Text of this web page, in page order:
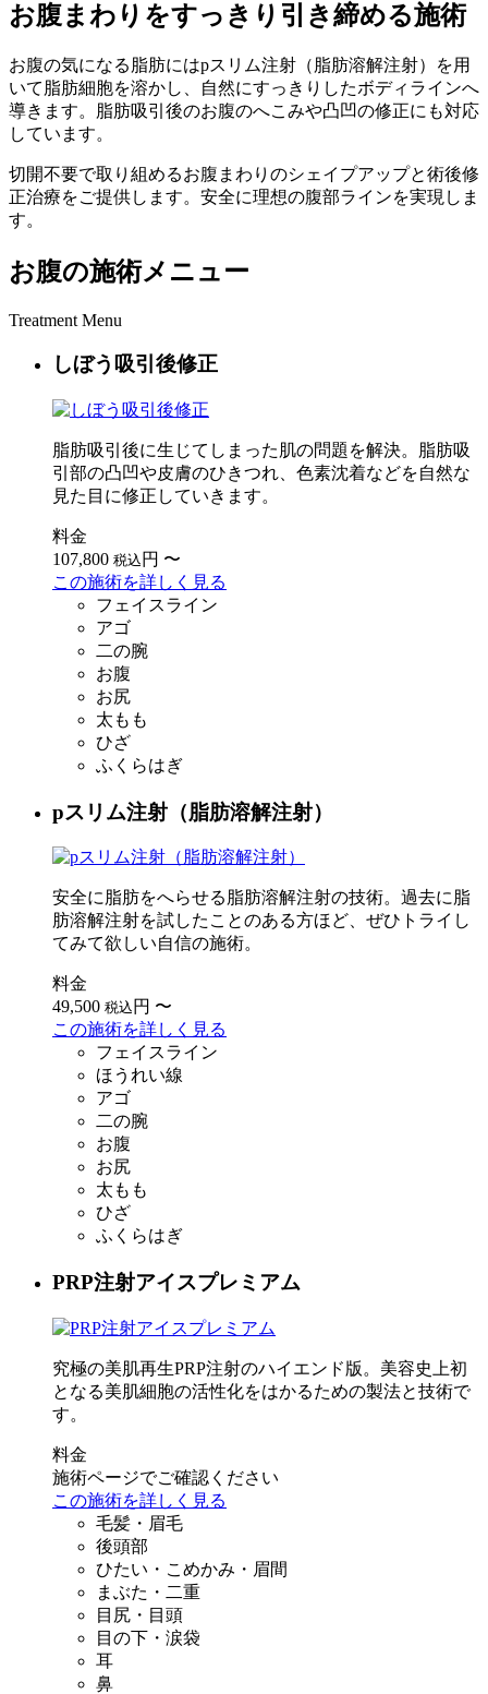
お腹まわりをすっきり引き締める施術
お腹の気になる脂肪にはpスリム注射（脂肪溶解注射）を用
いて脂肪細胞を溶かし、自然にすっきりしたボディラインへ
導きます。脂肪吸引後のお腹のへこみや凸凹の修正にも対応
しています。
切開不要で取り組めるお腹まわりのシェイプアップと術後修
正治療をご提供します。安全に理想の腹部ラインを実現しま
す。
お腹の施術メニュー
Treatment Menu
しぼう吸引後修正
脂肪吸引後に生じてしまった肌の問題を解決。脂肪吸
引部の凸凹や皮膚のひきつれ、色素沈着などを自然な
見た目に修正していきます。
料金
107,800 税込 円 〜
この施術を詳しく見る
フェイスライン
アゴ
二の腕
お腹
お尻
太もも
ひざ
ふくらはぎ
pスリム注射（脂肪溶解注射）
安全に脂肪をへらせる脂肪溶解注射の技術。過去に脂
肪溶解注射を試したことのある方ほど、ぜひトライし
てみて欲しい自信の施術。
料金
49,500 税込 円 〜
この施術を詳しく見る
フェイスライン
ほうれい線
アゴ
二の腕
お腹
お尻
太もも
ひざ
ふくらはぎ
PRP注射アイスプレミアム
究極の美肌再生PRP注射のハイエンド版。美容史上初
となる美肌細胞の活性化をはかるための製法と技術で
す。
料金
施術ページでご確認ください
この施術を詳しく見る
毛髪・眉毛
後頭部
ひたい・こめかみ・眉間
まぶた・二重
目尻・目頭
目の下・涙袋
耳
鼻